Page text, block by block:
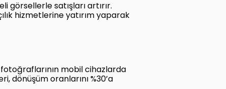
görsellerle satışları artırır.
hizmetlerine yatırım yaparak
mobil cihazlarda
dönüşüm oranlarını %30’a